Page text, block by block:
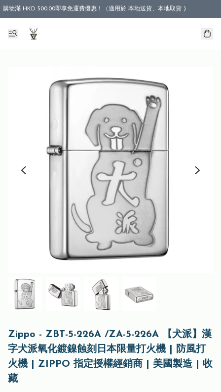
購物滿 HKD 500.00即享免運費優惠！（適用於 本地送貨、本地取貨 )
Zippo - ZBT-5-226A /ZA-5-226A 【犬派】漢
字犬派氧化鍍鎳蝕刻日本限量打火機 | 防風打
火機 | ZIPPO 指定授權經銷商 | 美國製造 | 收
藏